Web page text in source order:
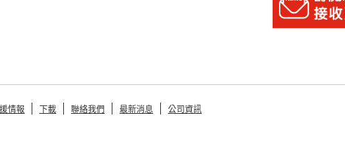
情報 下載 聯絡我們 最新消息 公司資訊